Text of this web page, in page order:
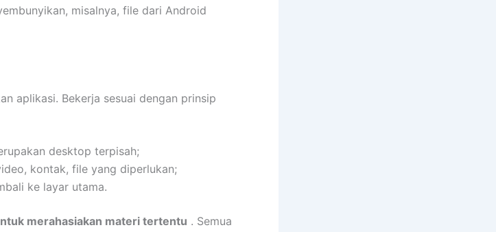
misalnya, file dari Android
aplikasi. Bekerja sesuai dengan prinsip
desktop terpisah;
kontak, file yang diperlukan;
ke layar utama.
merahasiakan materi tertentu . Semua